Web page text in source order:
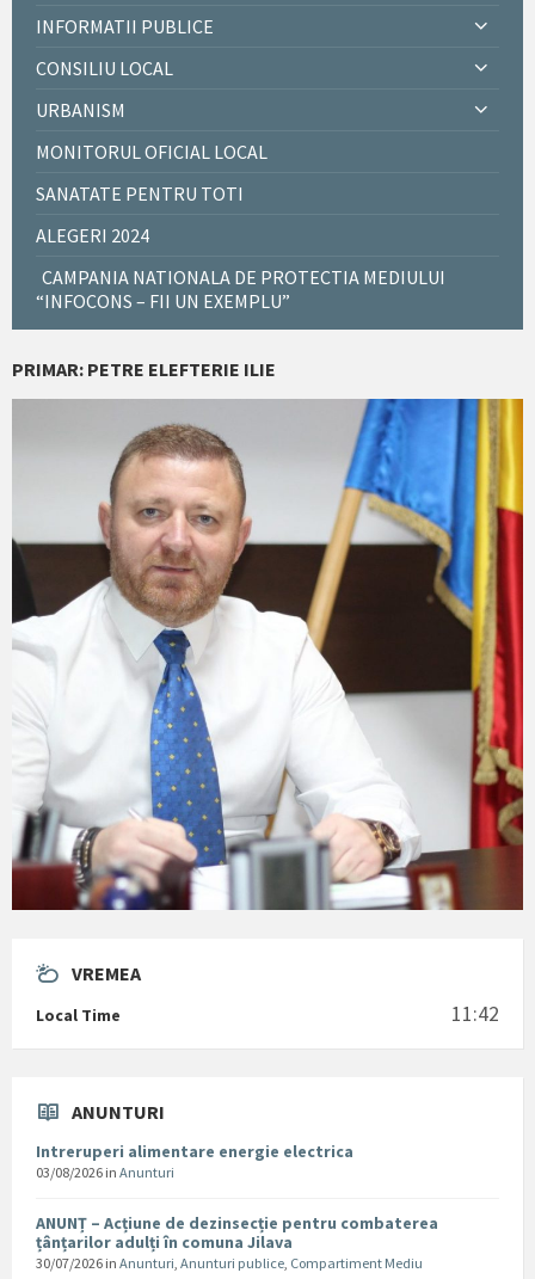
INFORMATII PUBLICE
CONSILIU LOCAL
URBANISM
MONITORUL OFICIAL LOCAL
SANATATE PENTRU TOTI
ALEGERI 2024
CAMPANIA NATIONALA DE PROTECTIA MEDIULUI
“INFOCONS – FII UN EXEMPLU”
PRIMAR: PETRE ELEFTERIE ILIE
VREMEA
Local Time 11:42
ANUNTURI
Intreruperi alimentare energie electrica
03/08/2026 in Anunturi
ANUNȚ – Acțiune de dezinsecție pentru combaterea
țânțarilor adulți în comuna Jilava
30/07/2026 in Anunturi, Anunturi publice, Compartiment Mediu